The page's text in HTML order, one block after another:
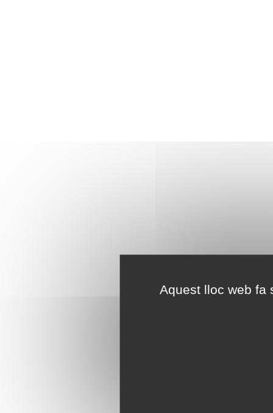
Aquest lloc web fa